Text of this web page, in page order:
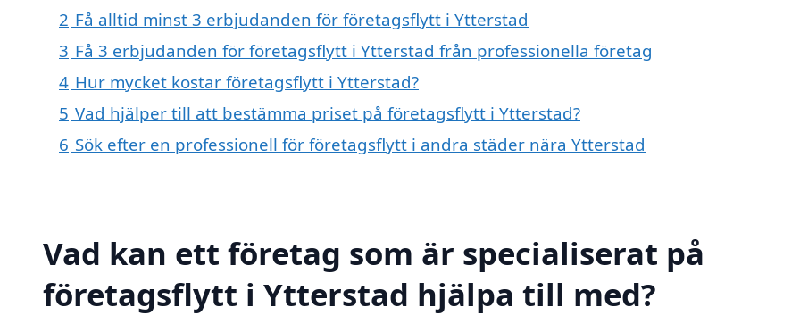
2 Få alltid minst 3 erbjudanden för företagsflytt i Ytterstad
3 Få 3 erbjudanden för företagsflytt i Ytterstad från professionella företag
4 Hur mycket kostar företagsflytt i Ytterstad?
5 Vad hjälper till att bestämma priset på företagsflytt i Ytterstad?
6 Sök efter en professionell för företagsflytt i andra städer nära Ytterstad
Vad kan ett företag som är specialiserat på
företagsflytt i Ytterstad hjälpa till med?